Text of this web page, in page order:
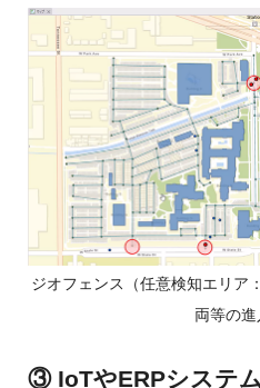
ジオフェンス（任意検知エリア
両等の進
③ IoTやERPシステ